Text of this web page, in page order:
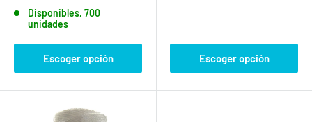
ventaDisponibles, 700
unidades
Escoger opción Escoger opción